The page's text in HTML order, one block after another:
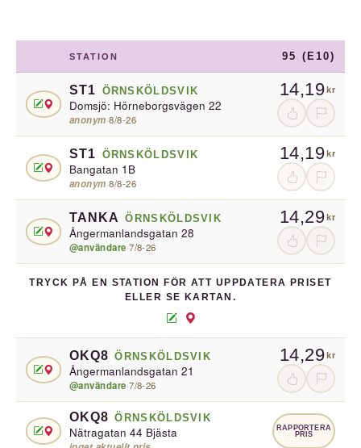
STATION 95 (E10)
ST1 ÖRNSKÖLDSVIK
Domsjö: Hörneborgsvägen 22
anonym·8/8-26
14,19kr
ST1 ÖRNSKÖLDSVIK
Bangatan 1B
anonym·8/8-26
14,19kr
TANKA ÖRNSKÖLDSVIK
Ångermanlandsgatan 28
@användare·7/8-26
14,29kr
TRYCK PÅ EN STATION FÖR ATT UPPDATERA PRISET
ELLER SE KARTAN.
OKQ8 ÖRNSKÖLDSVIK
Ångermanlandsgatan 21
@användare·7/8-26
14,29kr
OKQ8 ÖRNSKÖLDSVIK
Nätragatan 44 Bjästa
RAPPORTERA
PRIS